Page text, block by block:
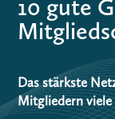
10 gute
Das stärkste
Mitgliedern viele